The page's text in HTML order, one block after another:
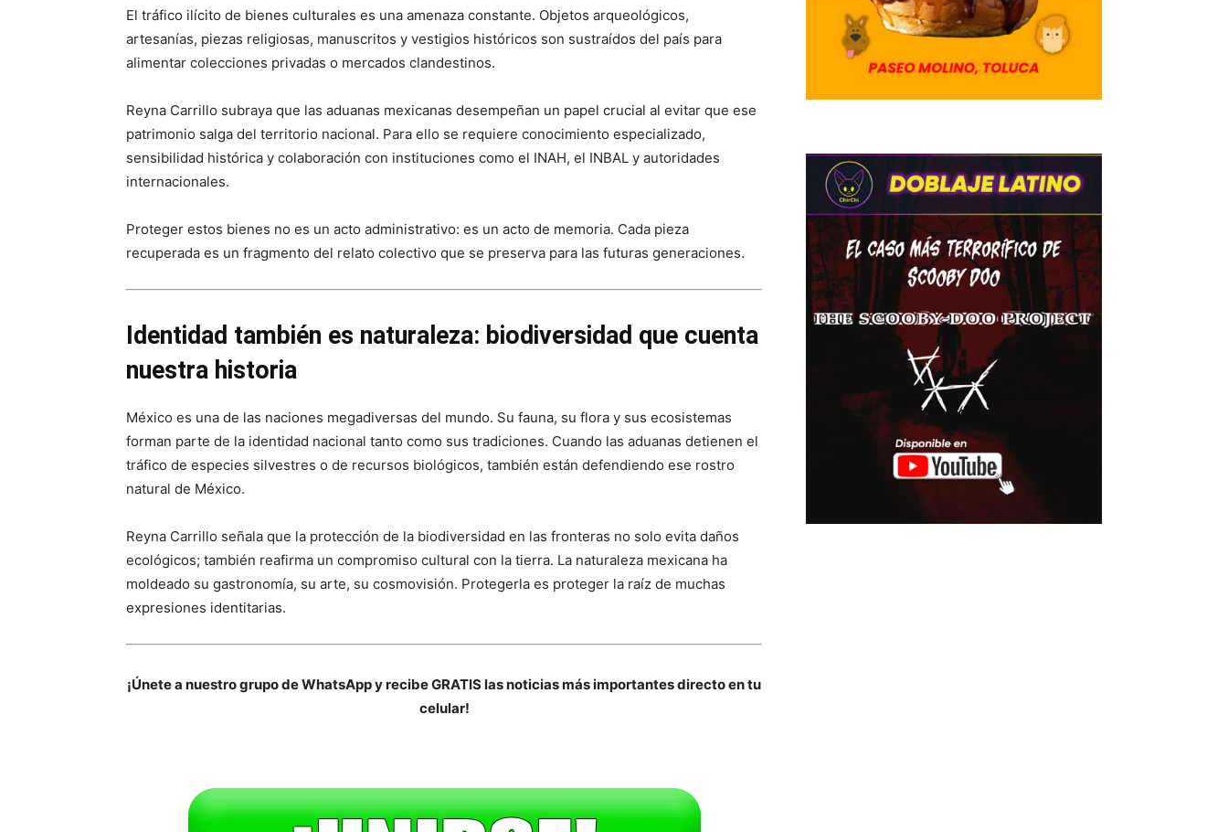
El tráfico ilícito de bienes culturales es una amenaza constante. Objetos arqueológicos,
artesanías, piezas religiosas, manuscritos y vestigios históricos son sustraídos del país para
alimentar colecciones privadas o mercados clandestinos.
Reyna Carrillo subraya que las aduanas mexicanas desempeñan un papel crucial al evitar que ese
patrimonio salga del territorio nacional. Para ello se requiere conocimiento especializado,
sensibilidad histórica y colaboración con instituciones como el INAH, el INBAL y autoridades
internacionales.
Proteger estos bienes no es un acto administrativo: es un acto de memoria. Cada pieza
recuperada es un fragmento del relato colectivo que se preserva para las futuras generaciones.
Identidad también es naturaleza: biodiversidad que cuenta
nuestra historia
México es una de las naciones megadiversas del mundo. Su fauna, su flora y sus ecosistemas
forman parte de la identidad nacional tanto como sus tradiciones. Cuando las aduanas detienen el
tráfico de especies silvestres o de recursos biológicos, también están defendiendo ese rostro
natural de México.
Reyna Carrillo señala que la protección de la biodiversidad en las fronteras no solo evita daños
ecológicos; también reafirma un compromiso cultural con la tierra. La naturaleza mexicana ha
moldeado su gastronomía, su arte, su cosmovisión. Protegerla es proteger la raíz de muchas
expresiones identitarias.
¡Únete a nuestro grupo de WhatsApp y recibe GRATIS las noticias más importantes directo en tu
celular!